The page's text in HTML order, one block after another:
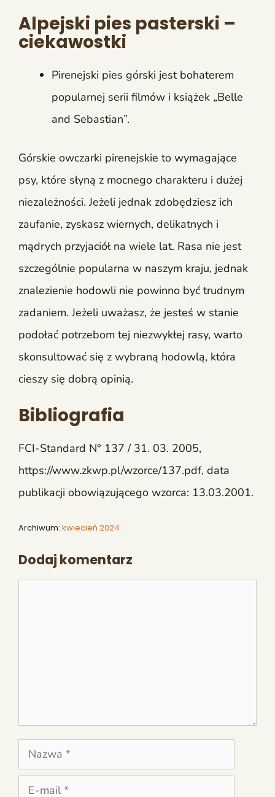
Alpejski pies pasterski –
ciekawostki
Pirenejski pies górski jest bohaterem
popularnej serii filmów i książek „Belle
and Sebastian”.
Górskie owczarki pirenejskie to wymagające
psy, które słyną z mocnego charakteru i dużej
niezależności. Jeżeli jednak zdobędziesz ich
zaufanie, zyskasz wiernych, delikatnych i
mądrych przyjaciół na wiele lat. Rasa nie jest
szczególnie popularna w naszym kraju, jednak
znalezienie hodowli nie powinno być trudnym
zadaniem. Jeżeli uważasz, że jesteś w stanie
podołać potrzebom tej niezwykłej rasy, warto
skonsultować się z wybraną hodowlą, która
cieszy się dobrą opinią.
Bibliografia
FCI-Standard N° 137 / 31. 03. 2005,
https://www.zkwp.pl/wzorce/137.pdf, data
publikacji obowiązującego wzorca: 13.03.2001.
Archiwum: kwiecień 2024
Dodaj komentarz
Nazwa
E-